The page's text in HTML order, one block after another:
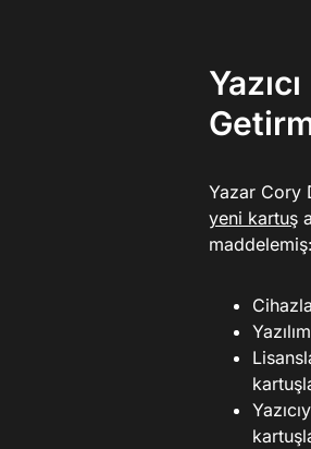
Yazar Cory
yeni kartuş
maddelemiş: